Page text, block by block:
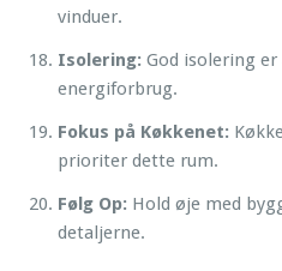
vinduer.
Isolering: God isolering
energiforbrug.
Fokus på Køkkenet:
prioriter dette rum.
Følg Op: Hold øje med
detaljerne.